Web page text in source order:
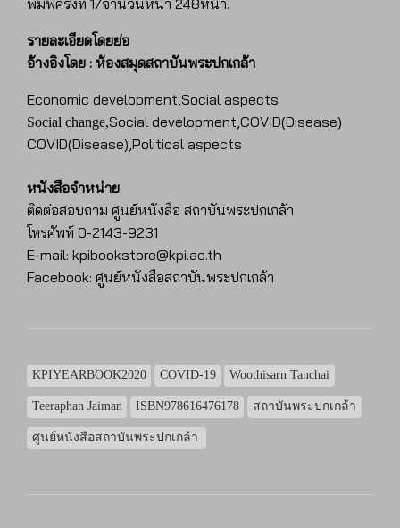
พิมพ์ครั้งที่ 1/จำนวนหน้า 248หน้า.
รายละเอียดโดยย่อ
อ้างอิงโดย : ห้องสมุดสถาบันพระปกเกล้า
Economic development,Social aspects
Social change,Social development,COVID(Disease)
COVID(Disease),Political aspects
หนังสือจำหน่าย
ติดต่อสอบถาม ศูนย์หนังสือ สถาบันพระปกเกล้า
โทรศัพท์ 0-2143-9231
E-mail: kpibookstore@kpi.ac.th
Facebook: ศูนย์หนังสือสถาบันพระปกเกล้า
KPIYEARBOOK2020 COVID-19 Woothisarn Tanchai
Teeraphan Jaiman ISBN978616476178 สถาบันพระปกเกล้า
ศูนย์หนังสือสถาบันพระปกเกล้า